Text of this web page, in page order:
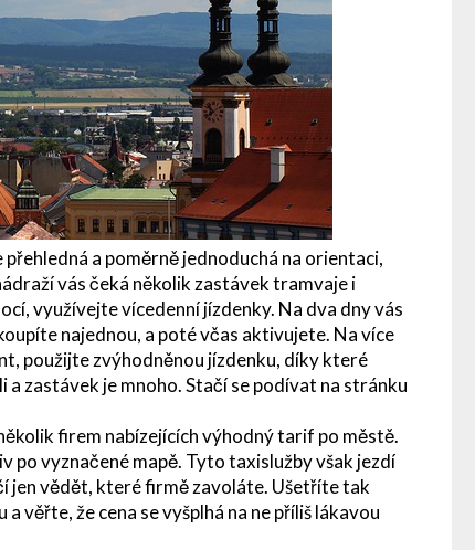
a poměrně jednoduchá na orientaci,
vás čeká několik zastávek tramvaje i
využívejte vícedenní jízdenky. Na dva dny vás
najednou, a poté včas aktivujete. Na více
použijte zvýhodněnou jízdenku, díky které
zastávek je mnoho. Stačí se podívat na stránku
firem nabízejících výhodný tarif po městě.
po vyznačené mapě. Tyto taxislužby však jezdí
jen vědět, které firmě zavoláte. Ušetříte tak
věřte, že cena se vyšplhá na ne příliš lákavou